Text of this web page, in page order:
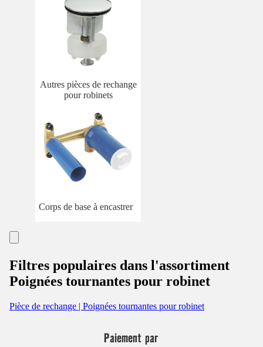
Autres pièces de rechange
pour robinets
Corps de base à encastrer
Filtres populaires dans l'assortiment
Poignées tournantes pour robinet
Pièce de rechange | Poignées tournantes pour robinet
Paiement par